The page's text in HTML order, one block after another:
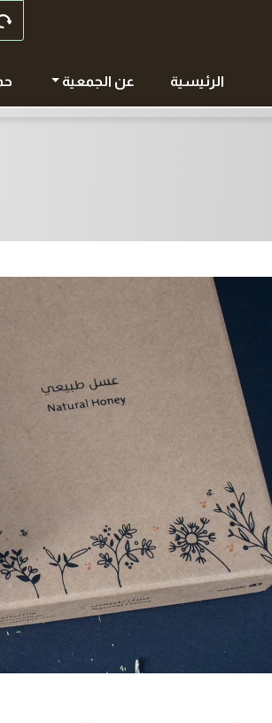
الرئيسية عن الجمعية